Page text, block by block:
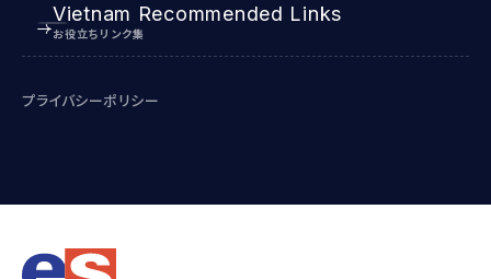
Vietnam Recommended Links
お役立ちリンク集
プライバシーポリシー